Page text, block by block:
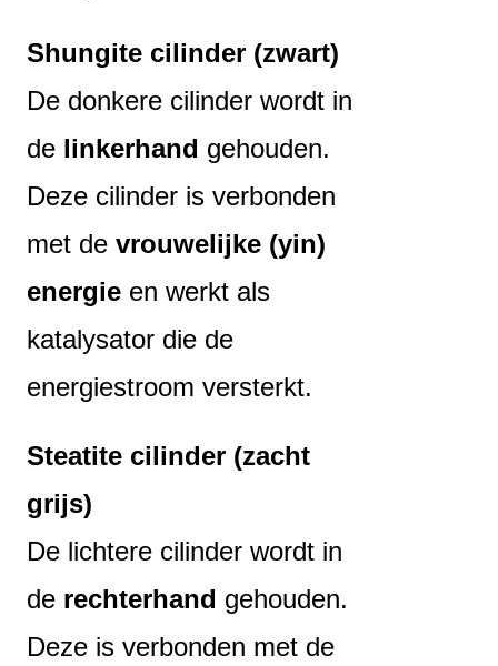
Shungite cilinder (zwart)
De donkere cilinder wordt in
de linkerhand gehouden.
Deze cilinder is verbonden
met devrouwelijke (yin)
energie en werkt als
katalysator die de
energiestroom versterkt.
Steatite cilinder (zacht
grijs)
De lichtere cilinder wordt in
de rechterhand gehouden.
Deze is verbonden met de